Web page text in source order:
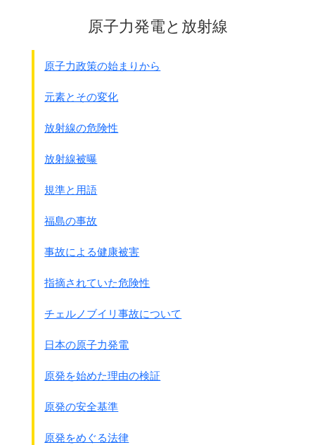
原子力発電と放射線
原子力政策の始まりから
元素とその変化
放射線の危険性
放射線被曝
規準と用語
福島の事故
事故による健康被害
指摘されていた危険性
チェルノブイリ事故について
日本の原子力発電
原発を始めた理由の検証
原発の安全基準
原発をめぐる法律